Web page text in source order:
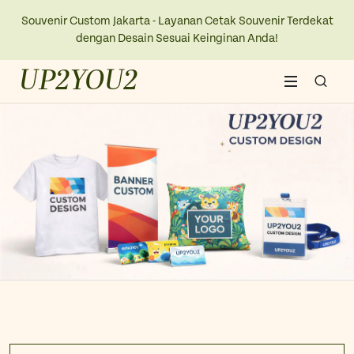
Souvenir Custom Jakarta - Layanan Cetak Souvenir Terdekat
dengan Desain Sesuai Keinginan Anda!
UP2YOU2
About Us
Blogs
Contact Us
New Collection